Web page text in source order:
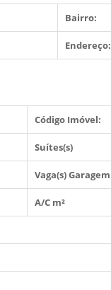
Bairro:
Endereço:
Código Imóvel:
Suítes(s)
Vaga(s) Garagem
A/C m²